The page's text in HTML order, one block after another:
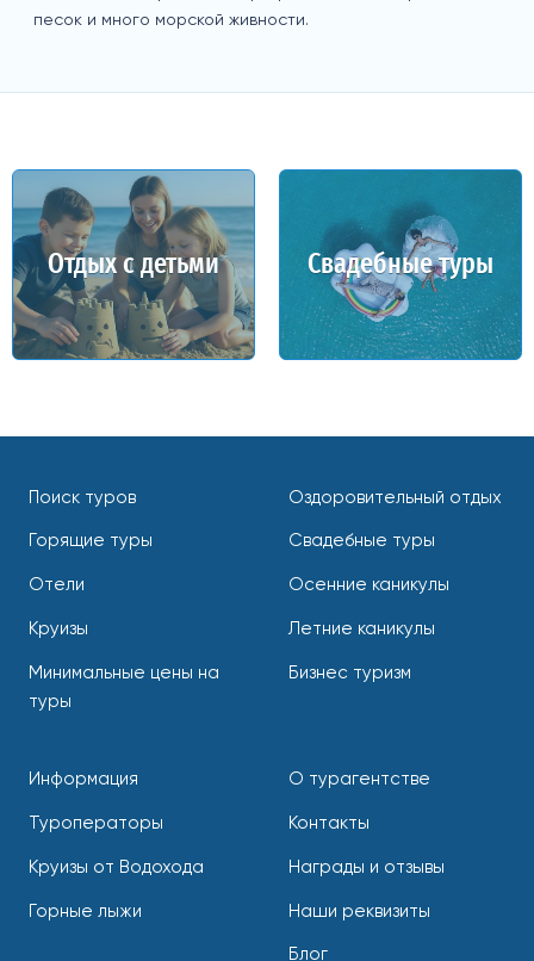
песок и много морской живности.
Отдых с детьми Свадебные туры
Поиск туров
Горящие туры
Отели
Круизы
Минимальные цены на
туры
Оздоровительный отдых
Свадебные туры
Осенние каникулы
Летние каникулы
Бизнес туризм
Информация
Туроператоры
Круизы от Водохода
Горные лыжи
О турагентстве
Контакты
Награды и отзывы
Наши реквизиты
Блог